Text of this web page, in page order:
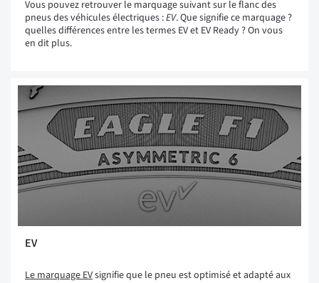
Vous pouvez retrouver le marquage suivant sur le flanc des
pneus des véhicules électriques :EV. Que signifie ce marquage ?
quelles différences entre les termes EV et EV Ready ? On vous
en dit plus.
EV
Le marquage EVsignifie que le pneu est optimisé et adapté aux